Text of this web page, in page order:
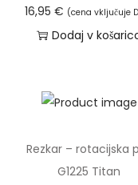
5
t
16,95 € (cena vključuje
Dodaj v
Rezkar – rotacijska
G1225 Titan